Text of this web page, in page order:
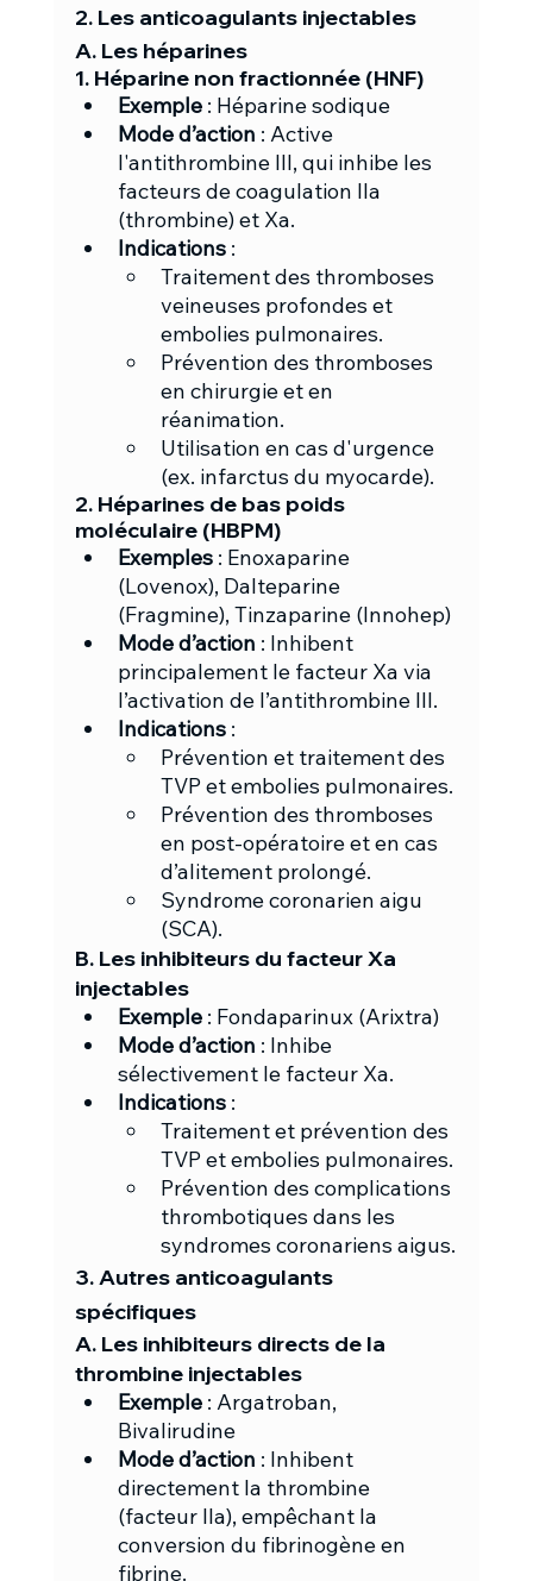
2. Les anticoagulants injectables
A. Les héparines
1. Héparine non fractionnée (HNF)
Exemple : Héparine sodique
Mode d’action : Active
l'antithrombine III, qui inhibe les
facteurs de coagulation IIa
(thrombine) et Xa.
Indications :
Traitement des thromboses
veineuses profondes et
embolies pulmonaires.
Prévention des thromboses
en chirurgie et en
réanimation.
Utilisation en cas d'urgence
(ex. infarctus du myocarde).
2. Héparines de bas poids
moléculaire (HBPM)
Exemples : Enoxaparine
(Lovenox), Dalteparine
(Fragmine), Tinzaparine (Innohep)
Mode d’action : Inhibent
principalement le facteur Xa via
l’activation de l’antithrombine III.
Indications :
Prévention et traitement des
TVP et embolies pulmonaires.
Prévention des thromboses
en post-opératoire et en cas
d’alitement prolongé.
Syndrome coronarien aigu
(SCA).
B. Les inhibiteurs du facteur Xa
injectables
Exemple : Fondaparinux (Arixtra)
Mode d’action : Inhibe
sélectivement le facteur Xa.
Indications :
Traitement et prévention des
TVP et embolies pulmonaires.
Prévention des complications
thrombotiques dans les
syndromes coronariens aigus.
3. Autres anticoagulants
spécifiques
A. Les inhibiteurs directs de la
thrombine injectables
Exemple : Argatroban,
Bivalirudine
Mode d’action : Inhibent
directement la thrombine
(facteur IIa), empêchant la
conversion du fibrinogène en
fibrine.